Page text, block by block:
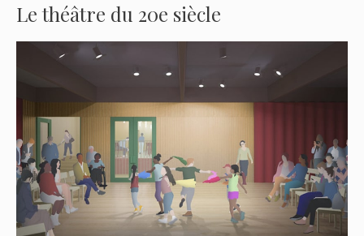
Le théâtre du 20e siècle